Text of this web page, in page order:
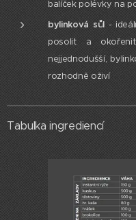
balíček polévky na
bylinková sůl-
posolit a
nejjednodušší,
rozhodně oživí
Tabulka ingrediencí